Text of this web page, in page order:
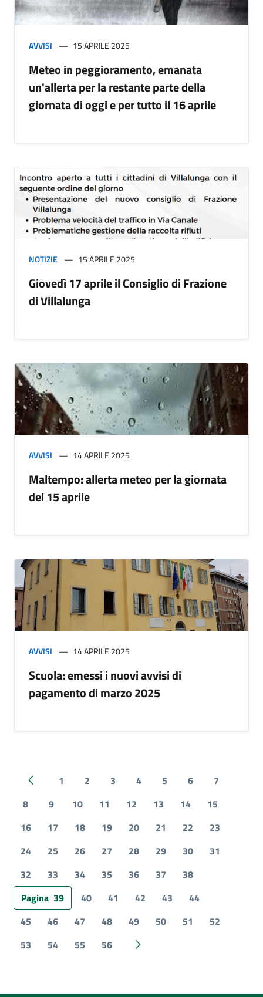
AVVISI 15 APRILE 2025
Meteo in peggioramento, emanata
un'allerta per la restante parte della
giornata di oggi e per tutto il 16 aprile
NOTIZIE 15 APRILE 2025
Giovedì 17 aprile il Consiglio di Frazione
di Villalunga
AVVISI 14 APRILE 2025
Maltempo: allerta meteo per la giornata
del 15 aprile
AVVISI 14 APRILE 2025
Scuola: emessi i nuovi avvisi di
pagamento di marzo 2025
Pagina precedente
1 2 3 4 5 6
7
8
9 10 11 12 13 14
15
16
17 18 19 20 21 22
23
24
25 26 27 28 29 30
31
32
33 34 35 36 37
38
Pagina 39 40 41 42 43
44
45
46 47 48 49 50 51
52
53
54 55 56 Pagina successiva